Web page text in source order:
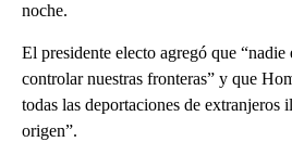
noche.
El presidente electo agregó que
controlar nuestras fronteras” y que
todas las deportaciones de extranjeros
origen”.